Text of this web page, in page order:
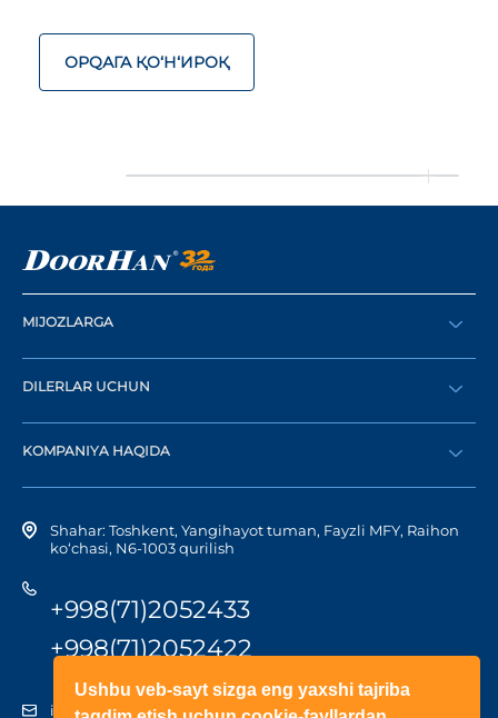
Ushbu veb-sayt sizga eng yaxshi tajriba
ОРQАГА ҚO‘Н‘ИРОҚ
MIJOZLARGA
Buyurtma berish
DILERLAR UCHUN
Diler bo‘lish
Shaxsiy kabinetga kirish
KOMPANIYA HAQIDA
Kompaniya tarixi
Shahar: Toshkent, Yangihayot tuman, Fayzli MFY, Raihon
ko‘chasi, N6-1003 qurilish
+998(71)2052433
+998(71)2052422
info@doorhan.uz